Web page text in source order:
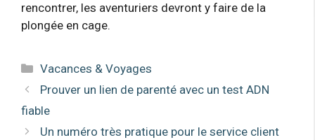
rencontrer, les aventuriers devront y faire de la
plongée en cage.
Catégories
Vacances & Voyages
Prouver un lien de parenté avec un test ADN
fiable
Un numéro très pratique pour le service client